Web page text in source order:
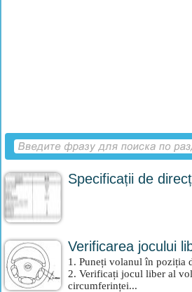
Specificații de
Verificarea jocului
1. Puneți volanul în poziția
2. Verificați jocul liber al
circumferinței...